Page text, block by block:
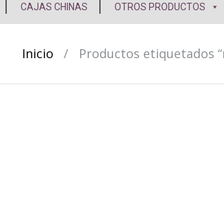
CAJAS CHINAS OTROS PRODUCTOS
Inicio / Productos etiquetados